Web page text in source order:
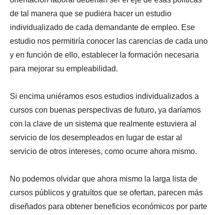
de tal manera que se pudiera hacer un estudio
individualizado de cada demandante de empleo. Ese
estudio nos permitiría conocer las carencias de cada uno
y en función de ello, establecer la formación necesaria
para mejorar su empleabilidad.
Si encima uniéramos esos estudios individualizados a
cursos con buenas perspectivas de futuro, ya daríamos
con la clave de un sistema que realmente estuviera al
servicio de los desempleados en lugar de estar al
servicio de otros intereses, como ocurre ahora mismo.
No podemos olvidar que ahora mismo la larga lista de
cursos públicos y gratuítos que se ofertan, parecen más
diseñados para obtener beneficios económicos por parte